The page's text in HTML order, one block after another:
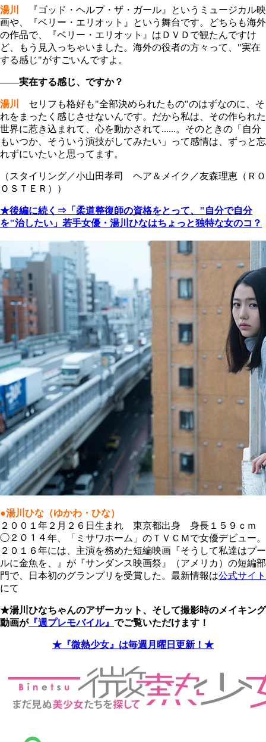
湯川
『ゴッド・ヘルプ・ザ・ガール』というミュージカル映
画や、『ベリー・エリオット』という舞台です。どちらも海外
の作品で、『ベリー・エリオット』はＤＶＤで観たんですけ
ど、もう見入っちゃいました。海外の役者の方々って、"実在
する感じ"がすごいんですよ。
――実在する感じ、ですか？
湯川
セリフも格好も"全部決められたもの"のはずなのに、そ
れをまったく感じさせないんです。だから私は、その作られた
世界に惹き込まれて、心を動かされて......。そのときの「自分
もいつか、そういう演技がしてみたい」って感情は、ずっと忘
れずにいたいと思ってます。
（スタイリング／小山田孝司 ヘア＆メイク／友森理恵（ＲＯ
ＯＳＴＥＲ））
★後編に続く⇒「柔道整復師の資格をとって、"自分で自分
を"治したい」若手女優・湯川ひなはちょっと独特な女のコ？
●湯川ひな（ゆかわ・ひな）
２００１年２月２６日生まれ 東京都出身 身長１５９ｃｍ
◯２０１４年、「ミサワホーム」のＴＶＣＭで女優デビュー。
２０１６年には、主演を務めた短編映画『そうして私達はプー
ルに金魚を、』が『サンダンス映画祭』（アメリカ）の短編部
門で、日本初のグランプリを受賞した。最新情報は公式サイト
にて
★湯川ひなちゃんのアザーカット、そして撮影時のメイキング
動画が『週プレモバイル』 でご覧いただけます！
★『微熱少女』は毎週月曜日更新！★